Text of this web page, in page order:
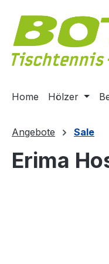
Hauptinhalt springen
Zur Suche springen
Zur
Home Hölzer
Angebote Sale
Erima